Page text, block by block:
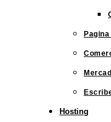
Pagina
Hosting